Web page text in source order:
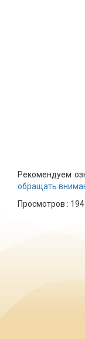
Рекомендуем
обращать
Просмотров :